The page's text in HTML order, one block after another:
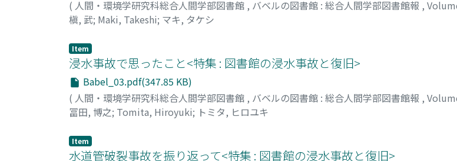
( 人間・環境学研究科総合人間学部図書館 , バベルの図書館 : 総合人間学部図書館報 ,
槇, 武; Maki, Takeshi; マキ, タケシ
Item
浸水事故で思ったこと<特集 : 図書館の浸水事故と復旧>
Babel_03.pdf(347.85 KB)
( 人間・環境学研究科総合人間学部図書館 , バベルの図書館 : 総合人間学部図書館報 ,
冨田, 博之; Tomita, Hiroyuki; トミタ, ヒロユキ
Item
水道管破裂事故を振り返って<特集 : 図書館の浸水事故と復旧>